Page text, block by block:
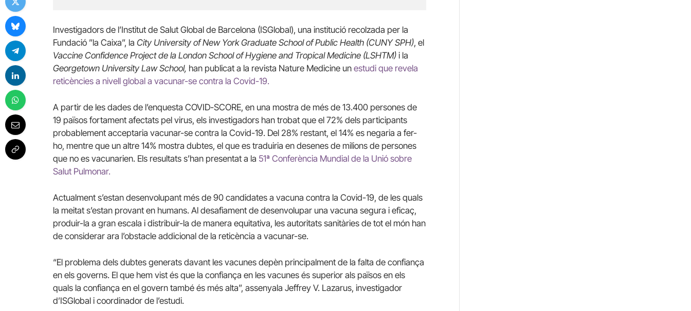
Investigadors de l’Institut de Salut Global de Barcelona (ISGlobal), una institució recolzada per la
Fundació ”la Caixa”, la City University of New York Graduate School of Public Health (CUNY SPH), el
Vaccine Confidence Project de la London School of Hygiene and Tropical Medicine (LSHTM) i la
Georgetown University Law School, han publicat a la revista Nature Medicine un estudi que revela
reticències a nivell global a vacunar-se contra la Covid-19.
A partir de les dades de l’enquesta COVID-SCORE, en una mostra de més de 13.400 persones de
19 països fortament afectats pel virus, els investigadors han trobat que el 72% dels participants
probablement acceptaria vacunar-se contra la Covid-19. Del 28% restant, el 14% es negaria a fer-
ho, mentre que un altre 14% mostra dubtes, el que es traduiria en desenes de milions de persones
que no es vacunarien. Els resultats s’han presentat a la 51ª Conferència Mundial de la Unió sobre
Salut Pulmonar.
Actualment s’estan desenvolupant més de 90 candidates a vacuna contra la Covid-19, de les quals
la meitat s’estan provant en humans. Al desafiament de desenvolupar una vacuna segura i eficaç,
produir-la a gran escala i distribuir-la de manera equitativa, les autoritats sanitàries de tot el món han
de considerar ara l’obstacle addicional de la reticència a vacunar-se.
“El problema dels dubtes generats davant les vacunes depèn principalment de la falta de confiança
en els governs. El que hem vist és que la confiança en les vacunes és superior als països en els
quals la confiança en el govern també és més alta”, assenyala Jeffrey V. Lazarus, investigador
d’ISGlobal i coordinador de l’estudi.